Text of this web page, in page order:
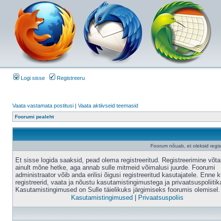
Logi sisse Registreeru
Vaata vastamata postitusi | Vaata aktiivseid teemasid
Foorumi pealeht
Foorum nõuab, et oleksid
Et sisse logida saaksid, pead olema registreeritud. Registreerimine
ainult mõne hetke, aga annab sulle mitmeid võimalusi juurde. Foorumi
administraator võib anda erilisi õigusi registreeritud kasutajatele. Enne
registreerid, vaata ja nõustu kasutamistingimustega ja
Kasutamistingimused on Sulle täielikuks järgimiseks foorumis olemisel.
Kasutamistingimused
Privaatsuspoliis